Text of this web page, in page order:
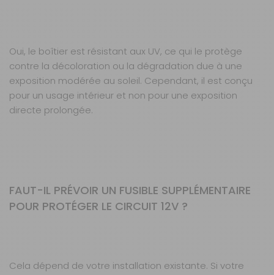
Oui, le boîtier est résistant aux UV, ce qui le protège
contre la décoloration ou la dégradation due à une
exposition modérée au soleil. Cependant, il est conçu
pour un usage intérieur et non pour une exposition
directe prolongée.
FAUT-IL PRÉVOIR UN FUSIBLE SUPPLÉMENTAIRE
POUR PROTÉGER LE CIRCUIT 12V ?
Cela dépend de votre installation existante. Si votre